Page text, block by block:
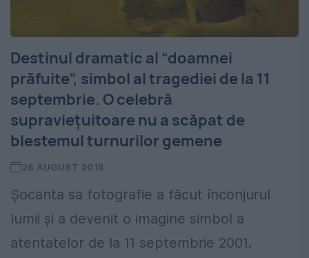
Destinul dramatic al “doamnei
prăfuite”, simbol al tragediei de la 11
septembrie. O celebră
supravieţuitoare nu a scăpat de
blestemul turnurilor gemene
26 AUGUST 2015
Şocanta sa fotografie a făcut înconjurul
lumii şi a devenit o imagine simbol a
atentatelor de la 11 septembrie 2001.